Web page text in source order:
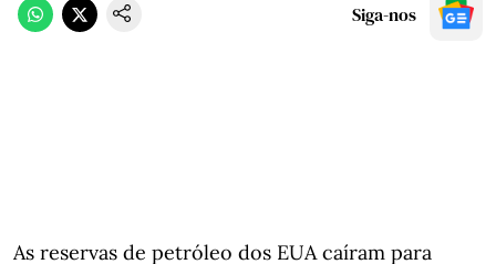
Siga-nos
As reservas de petróleo dos EUA caíram para